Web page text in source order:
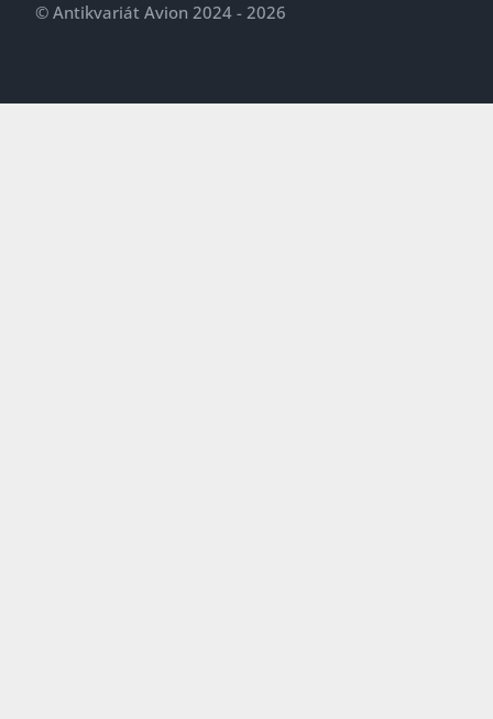
© Antikvariát Avion 2024 - 2026